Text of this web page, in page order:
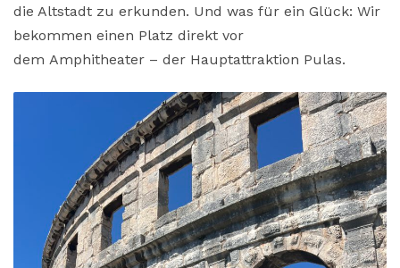
die Altstadt zu erkunden. Und was für ein Glück: Wir
bekommen einen Platz direkt vor
dem Amphitheater – der Hauptattraktion Pulas.